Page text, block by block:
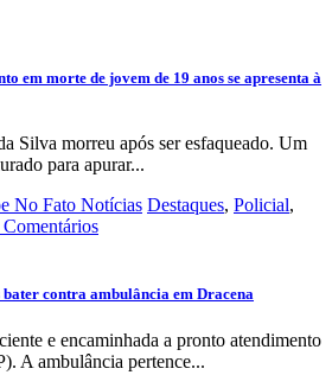
em morte de jovem de 19 anos se apresenta à
Silva morreu após ser esfaqueado. Um
para apurar...
No Fato Notícias Destaques, Policial,
Comentários
contra ambulância em Dracena
e encaminhada a pronto atendimento
A ambulância pertence...